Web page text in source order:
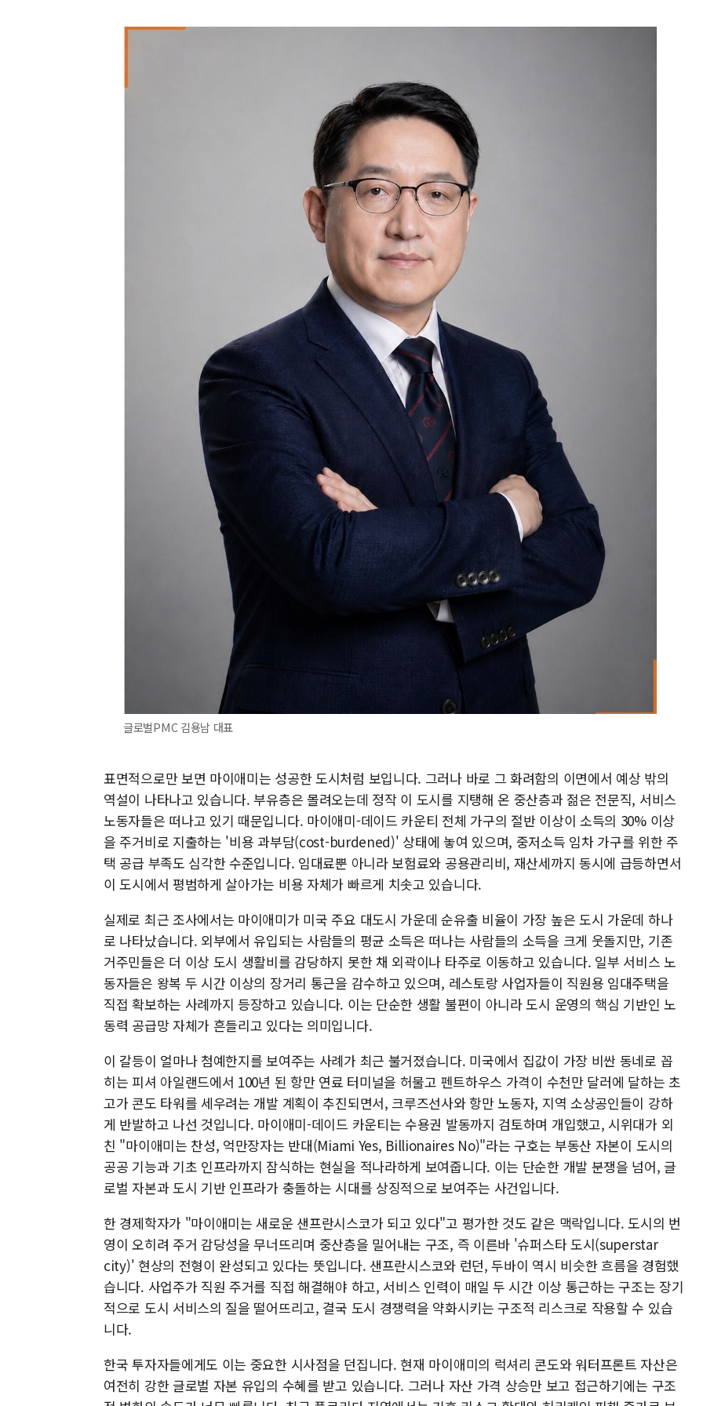
글로벌PMC 김용남 대표
표면적으로만 보면 마이애미는 성공한 도시처럼 보입니다. 그러나 바로 그 화려함의 이면에서 예상 밖의
역설이 나타나고 있습니다. 부유층은 몰려오는데 정작 이 도시를 지탱해 온 중산층과 젊은 전문직, 서비스
노동자들은 떠나고 있기 때문입니다. 마이애미-데이드 카운티 전체 가구의 절반 이상이 소득의 30% 이상
을 주거비로 지출하는 '비용 과부담(cost-burdened)' 상태에 놓여 있으며, 중저소득 임차 가구를 위한 주
택 공급 부족도 심각한 수준입니다. 임대료뿐 아니라 보험료와 공용관리비, 재산세까지 동시에 급등하면서
이 도시에서 평범하게 살아가는 비용 자체가 빠르게 치솟고 있습니다.
실제로 최근 조사에서는 마이애미가 미국 주요 대도시 가운데 순유출 비율이 가장 높은 도시 가운데 하나
로 나타났습니다. 외부에서 유입되는 사람들의 평균 소득은 떠나는 사람들의 소득을 크게 웃돌지만, 기존
거주민들은 더 이상 도시 생활비를 감당하지 못한 채 외곽이나 타주로 이동하고 있습니다. 일부 서비스 노
동자들은 왕복 두 시간 이상의 장거리 통근을 감수하고 있으며, 레스토랑 사업자들이 직원용 임대주택을
직접 확보하는 사례까지 등장하고 있습니다. 이는 단순한 생활 불편이 아니라 도시 운영의 핵심 기반인 노
동력 공급망 자체가 흔들리고 있다는 의미입니다.
이 갈등이 얼마나 첨예한지를 보여주는 사례가 최근 불거졌습니다. 미국에서 집값이 가장 비싼 동네로 꼽
히는 피셔 아일랜드에서 100년 된 항만 연료 터미널을 허물고 펜트하우스 가격이 수천만 달러에 달하는 초
고가 콘도 타워를 세우려는 개발 계획이 추진되면서, 크루즈선사와 항만 노동자, 지역 소상공인들이 강하
게 반발하고 나선 것입니다. 마이애미-데이드 카운티는 수용권 발동까지 검토하며 개입했고, 시위대가 외
친 "마이애미는 찬성, 억만장자는 반대(Miami Yes, Billionaires No)"라는 구호는 부동산 자본이 도시의
공공 기능과 기초 인프라까지 잠식하는 현실을 적나라하게 보여줍니다. 이는 단순한 개발 분쟁을 넘어, 글
로벌 자본과 도시 기반 인프라가 충돌하는 시대를 상징적으로 보여주는 사건입니다.
한 경제학자가 "마이애미는 새로운 샌프란시스코가 되고 있다"고 평가한 것도 같은 맥락입니다. 도시의 번
영이 오히려 주거 감당성을 무너뜨리며 중산층을 밀어내는 구조, 즉 이른바 '슈퍼스타 도시(superstar
city)' 현상의 전형이 완성되고 있다는 뜻입니다. 샌프란시스코와 런던, 두바이 역시 비슷한 흐름을 경험했
습니다. 사업주가 직원 주거를 직접 해결해야 하고, 서비스 인력이 매일 두 시간 이상 통근하는 구조는 장기
적으로 도시 서비스의 질을 떨어뜨리고, 결국 도시 경쟁력을 약화시키는 구조적 리스크로 작용할 수 있습
니다.
한국 투자자들에게도 이는 중요한 시사점을 던집니다. 현재 마이애미의 럭셔리 콘도와 워터프론트 자산은
여전히 강한 글로벌 자본 유입의 수혜를 받고 있습니다. 그러나 자산 가격 상승만 보고 접근하기에는 구조